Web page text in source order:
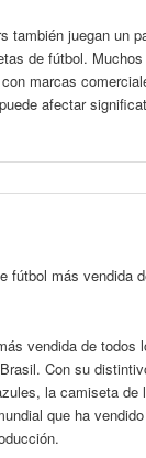
también juegan un
de fútbol.
marcas
afectar
fútbol más vendida
vendida de todos
Con su
la camiseta de
que ha